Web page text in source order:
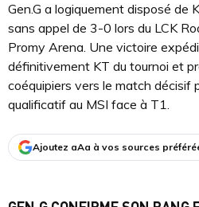
Gen.G a logiquement disposé de
sans appel de 3-0 lors du LCK
Promy Arena. Une victoire
définitivement KT du tournoi et
coéquipiers vers le match décisif
qualificatif au MSI face à T1.
Ajoutez aAa à vos sources